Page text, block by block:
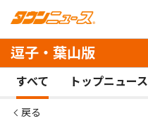
逗子・葉山版
すべて トップニュース
戻る